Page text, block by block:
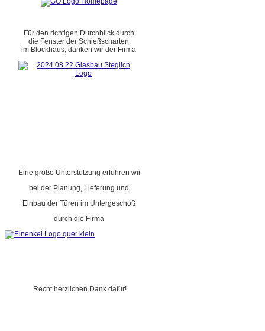
Für den richtigen Durchblick durch
die Fenster der Schießscharten
im Blockhaus, danken wir der Firma
Eine große Unterstützung erfuhren wir
bei der Planung, Lieferung und
Einbau der Türen im Untergeschoß
durch die Firma
Recht herzlichen Dank dafür!